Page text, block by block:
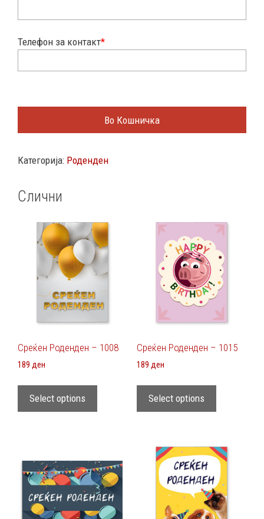
Телефон за контакт*
Во Кошничка
Категорија: Роденден
Слични
Среќен Роденден – 1008
189 ден
Select options
Среќен Роденден – 1015
189 ден
Select options